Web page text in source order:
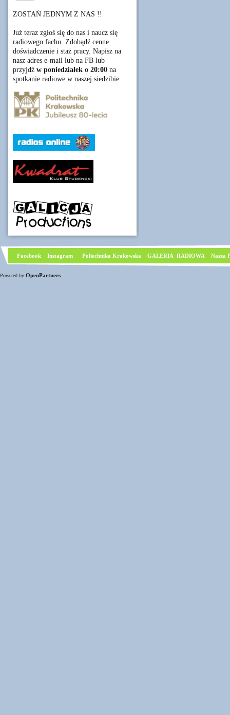
ZOSTAŃ JEDNYM Z NAS !!
Już teraz zgłoś się do nas i naucz się
radiowego fachu. Zdobądź cenne
doświadczenie i staż pracy. Napisz na
nasz adres e-mail lub na FB lub
przyjdź w poniedziałek o 20:00 na
spotkanie radiowe w naszej siedzibie.
Facebook Instagram Poliechnika Krakowska GALERIA RADIOWA Nasza
Powered by OpenPartners